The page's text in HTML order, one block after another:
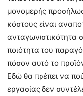
μονομερής
κόστους είναι
ανταγωνιστικότητα
ποιότητα του
πόσον αυτό το
Εδώ θα πρέπει να
εργασίας δεν